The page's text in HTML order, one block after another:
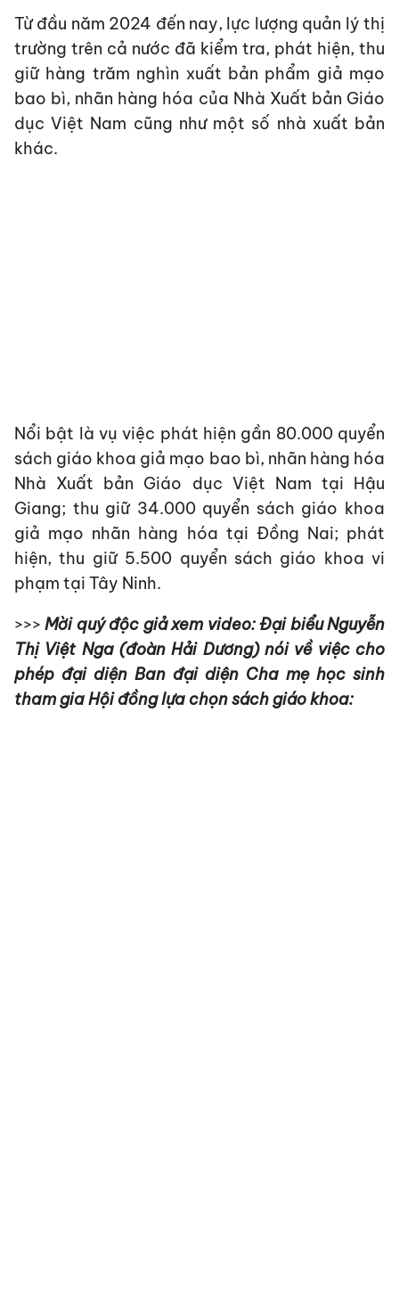
Từ đầu năm 2024 đến nay, lực lượng quản lý thị
trường trên cả nước đã kiểm tra, phát hiện, thu
giữ hàng trăm nghìn xuất bản phẩm giả mạo
bao bì, nhãn hàng hóa của Nhà Xuất bản Giáo
dục Việt Nam cũng như một số nhà xuất bản
khác.
Nổi bật là vụ việc phát hiện gần 80.000 quyển
sách giáo khoa giả mạo bao bì, nhãn hàng hóa
Nhà Xuất bản Giáo dục Việt Nam tại Hậu
Giang; thu giữ 34.000 quyển sách giáo khoa
giả mạo nhãn hàng hóa tại Đồng Nai; phát
hiện, thu giữ 5.500 quyển sách giáo khoa vi
phạm tại Tây Ninh.
>>>Mời quý độc giả xem video: Đại biểu Nguyễn
Thị Việt Nga (đoàn Hải Dương) nói về việc cho
phép đại diện Ban đại diện Cha mẹ học sinh
tham gia Hội đồng lựa chọn sách giáo khoa: